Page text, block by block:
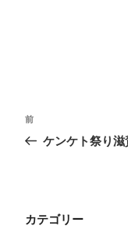
投
稿
ー
前
の
前
ケンケト祭り滋
カテゴリー